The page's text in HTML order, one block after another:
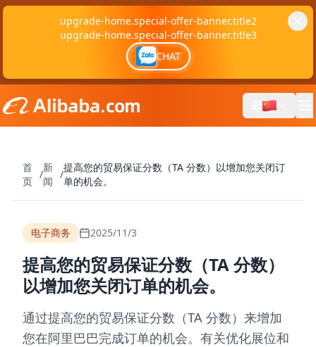
upgrade-home.special-offer-banner.title2
upgrade-home.special-offer-banner.title3
CHAT
首
页
/
新
闻
/
提高您的贸易保证分数（TA 分数）以增加您关闭订
单的机会。
电子商务 2025/11/3
提高您的贸易保证分数（TA 分数）
以增加您关闭订单的机会。
通过提高您的贸易保证分数（TA 分数）来增加
您在阿里巴巴完成订单的机会。有关优化展位和